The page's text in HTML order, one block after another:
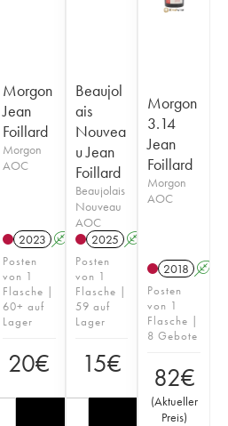
K
Morgon
Jean
Foillard
Morgon
AOC
2023 A K
Posten
von 1
Flasche |
60+ auf
Lager
20€
Beaujol
ais
Nouvea
u Jean
Foillard
Beaujolais
Nouveau
AOC
2025 A
Posten
von 1
Flasche |
59 auf
Lager
15€
Morgon
3.14
Jean
Foillard
Morgon
AOC
2018 A
Posten
von 1
Flasche |
8 Gebote
82€
(Aktueller
Preis)